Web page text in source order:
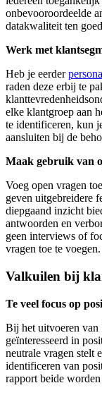
onbevooroordeelde
datakwaliteit ten
Werk met
Heb je eerder
raden deze erbij te
elke klantgroep aan
te identificeren, kun
aansluiten bij de
Maak gebruik van
Voeg open vragen
geven uitgebreidere
diepgaand inzicht
antwoorden en
geen interviews of
vragen toe te voegen.
Valkuilen bij
Te veel focus op
Bij het uitvoeren van
geïnteresseerd in
neutrale vragen stelt
identificeren van
rapport beide